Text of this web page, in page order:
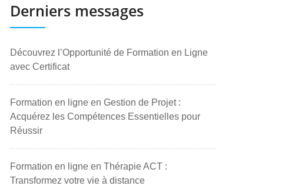
Derniers messages
Découvrez l’Opportunité de Formation en Ligne
avec Certificat
Formation en ligne en Gestion de Projet :
Acquérez les Compétences Essentielles pour
Réussir
Formation en ligne en Thérapie ACT :
Transformez votre vie à distance